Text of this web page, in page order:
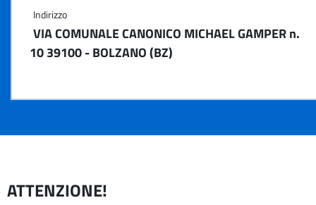
Indirizzo
VIA COMUNALE CANONICO MICHAEL GAMPER n.
10 39100 - BOLZANO (BZ)
ATTENZIONE!